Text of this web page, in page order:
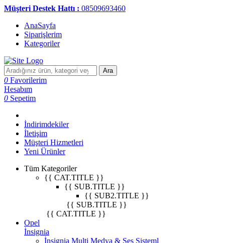
Müşteri Destek Hattı : 08509693460
AnaSayfa
Siparişlerim
Kategoriler
Ara
0 Favorilerim
Hesabım
0 Sepetim
İndirimdekiler
İletişim
Müşteri Hizmetleri
Yeni Ürünler
Tüm Kategoriler
{{ CAT.TITLE }}
{{ SUB.TITLE }}
{{ SUB2.TITLE }}
{{ SUB.TITLE }}
{{ CAT.TITLE }}
Opel
İnsignia
İnsignia Multi Medya & Ses Sisteml